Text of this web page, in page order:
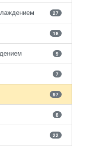
27
16
9
7
97
8
22